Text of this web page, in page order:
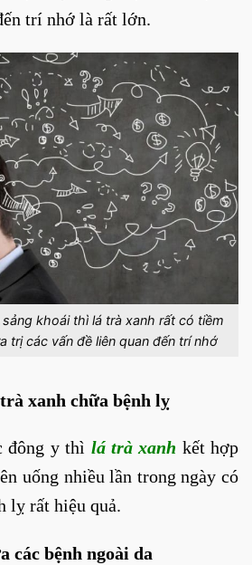
trí nhớ là rất lớn.
khoái thì lá trà xanh rất có tiềm
trị các vấn đề liên quan đến trí nhớ
xanh chữa bệnh lỵ
đông y thì lá trà xanh kết hợp
uống nhiều lần trong ngày có
lỵ rất hiệu quả.
các bệnh ngoài da